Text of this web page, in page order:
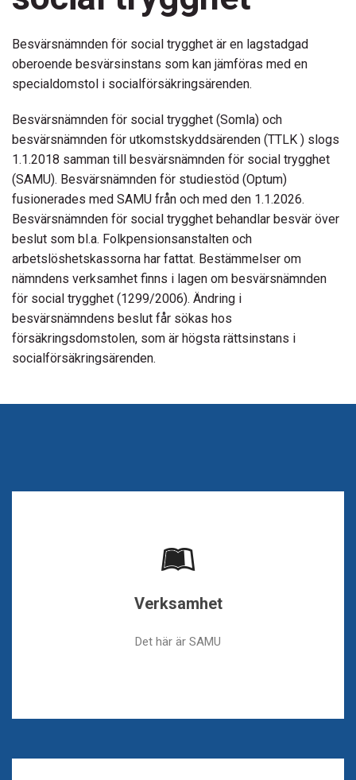
Besvärsnämnden för social trygghet är en lagstadgad
oberoende besvärsinstans som kan jämföras med en
specialdomstol i socialförsäkringsärenden.
Besvärsnämnden för social trygghet (Somla) och
besvärsnämnden för utkomstskyddsärenden (TTLK ) slogs
1.1.2018 samman till besvärsnämnden för social trygghet
(SAMU). Besvärsnämnden för studiestöd (Optum)
fusionerades med SAMU från och med den 1.1.2026.
Besvärsnämnden för social trygghet behandlar besvär över
beslut som bl.a. Folkpensionsanstalten och
arbetslöshetskassorna har fattat. Bestämmelser om
nämndens verksamhet finns i lagen om besvärsnämnden
för social trygghet (1299/2006). Ändring i
besvärsnämndens beslut får sökas hos
försäkringsdomstolen, som är högsta rättsinstans i
socialförsäkringsärenden.
Verksamhet
Det här är SAMU